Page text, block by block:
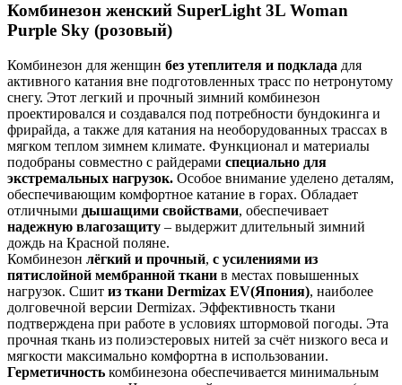
Комбинезон женский SuperLight 3L Woman
Purple Sky (розовый)
Комбинезон для женщин без утеплителя и подклада для
активного катания вне подготовленных трасс по нетронутому
снегу. Этот легкий и прочный зимний комбинезон
проектировался и создавался под потребности бундокинга и
фрирайда, а также для катания на необорудованных трассах в
мягком теплом зимнем климате. Функционал и материалы
подобраны совместно с райдерами специально для
экстремальных нагрузок. Особое внимание уделено деталям,
обеспечивающим комфортное катание в горах. Обладает
отличными дышащими свойствами, обеспечивает
надежную влагозащиту – выдержит длительный зимний
дождь на Красной поляне.
Комбинезон лёгкий и прочный, с усилениями из
пятислойной мембранной ткани в местах повышенных
нагрузок. Сшит из ткани Dermizax EV(Япония), наиболее
долговечной версии Dermizax. Эффективность ткани
подтверждена при работе в условиях штормовой погоды. Эта
прочная ткань из полиэстеровых нитей за счёт низкого веса и
мягкости максимально комфортна в использовании.
Герметичность комбинезона обеспечивается минимальным